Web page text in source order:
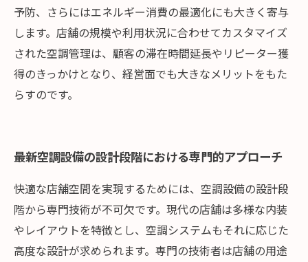
予防、さらにはエネルギー消費の最適化にも大きく寄与
します。店舗の規模や利用状況に合わせてカスタマイズ
された空調管理は、顧客の滞在時間延長やリピーター獲
得のきっかけとなり、経営面でも大きなメリットをもた
らすのです。
最新空調設備の設計段階における専門的アプローチ
快適な店舗空間を実現するためには、空調設備の設計段
階から専門技術が不可欠です。現代の店舗は多様な内装
やレイアウトを特徴とし、空調システムもそれに応じた
高度な設計が求められます。専門の技術者は店舗の用途